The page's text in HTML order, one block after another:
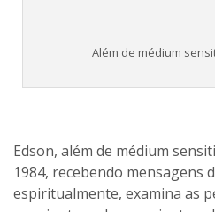
Além de médium
Edson, além de médium
1984, recebendo mensagens
espiritualmente, examina as